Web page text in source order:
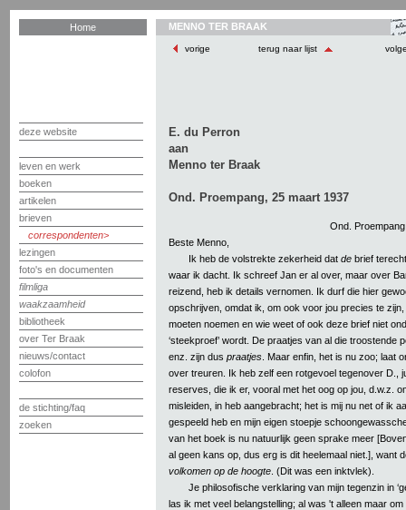
Home
deze website
leven en werk
boeken
artikelen
brieven
correspondenten
lezingen
foto's en documenten
filmliga
waakzaamheid
bibliotheek
over Ter Braak
nieuws/contact
colofon
de stichting/faq
zoeken
MENNO TER BRAAK
vorige terug naar lijst
E. du Perron
aan
Menno ter Braak
Ond. Proempang, 25 maart 1937
Ond.
Beste Menno,
Ik heb de volstrekte zekerheid dat de brief
waar ik dacht. Ik schreef Jan er al over, maar over
reizend, heb ik details vernomen. Ik durf die hier
opschrijven, omdat ik, om ook voor jou precies te
moeten noemen en wie weet of ook deze brief niet
‘steekproef’ wordt. De praatjes van al die troostende
enz. zijn dus praatjes . Maar enfin, het is nu zoo; laat
over treuren. Ik heb zelf een rotgevoel tegenover D.,
reserves, die ik er, vooral met het oog op jou, d.w.z.
misleiden, in heb aangebracht; het is mij nu net of ik
gespeeld heb en mijn eigen stoepje
van het boek is nu natuurlijk geen sprake meer
al geen kans op, dus erg is dit heelemaal niet.], want
volkomen op de hoogte . (Dit was een inktvlek).
Je philosofische verklaring van mijn tegenzin in
las ik met veel belangstelling; al was 't alleen maar